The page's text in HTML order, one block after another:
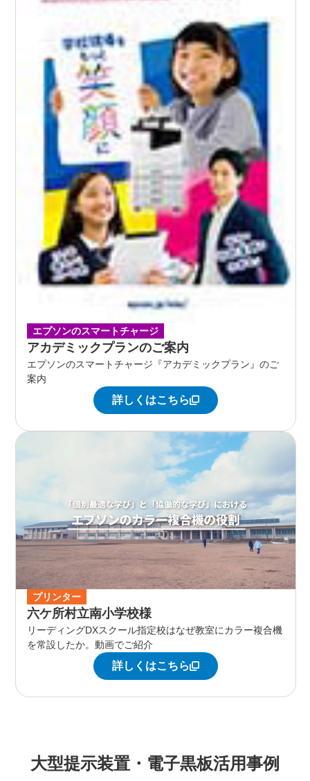
エプソンのスマートチャージ
アカデミックプランのご案内
エプソンのスマートチャージ『アカデミックプラン』のご
案内
詳しくはこちら
プリンター
六ケ所村立南小学校様
リーディングDXスクール指定校はなぜ教室にカラー複合機
を常設したか。動画でご紹介
詳しくはこちら
大型提示装置・電子黒板活用事例